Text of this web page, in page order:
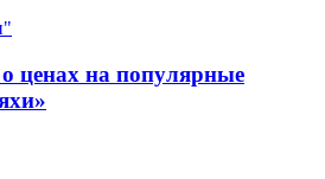
о ценах на популярные